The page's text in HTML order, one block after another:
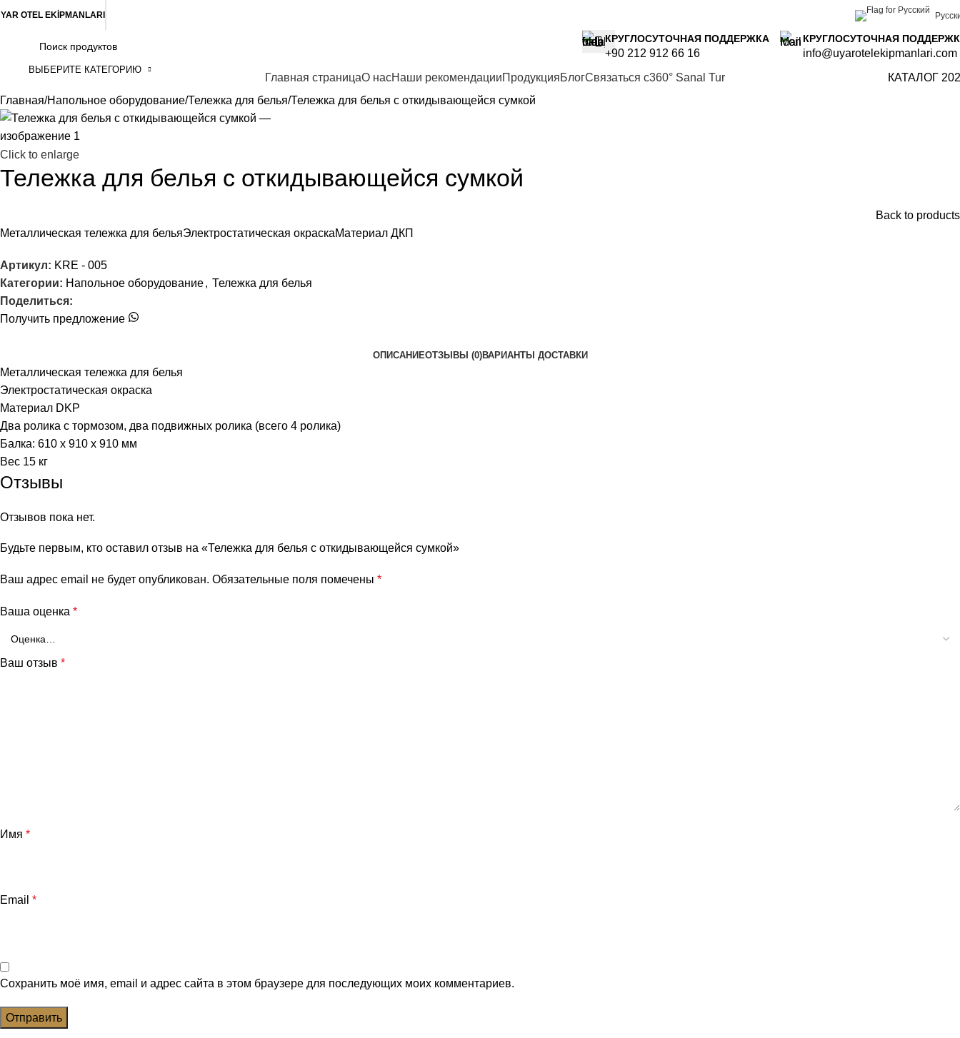
OTEL EKİPMANLARI
ВЫБЕРИТЕ КАТЕГОРИЮ
КРУГЛОСУТОЧНАЯ ПОДДЕРЖКА
+90 212 912 66 16
КРУГЛОСУТОЧНАЯ
info@uyarotelekipmanlari.com
Главная страницаО насНаши рекомендацииПродукцияБлогСвязаться с360° Sanal Tur
КАТАЛОГ
Главная Напольное оборудование Тележка для белья Тележка для белья с откидывающейся сумкой
Click to enlarge
Тележка для белья с откидывающейся сумкой
Back to products
Металлическая тележка для бельяЭлектростатическая окраскаМатериал ДКП
Артикул: KRE - 005
Категории: Напольное оборудование, Тележка для белья
Поделиться:
Получить предложение
ОПИСАНИЕОТЗЫВЫ (0)ВАРИАНТЫ ДОСТАВКИ
Металлическая тележка для белья
Электростатическая окраска
Материал DKP
Два ролика с тормозом, два подвижных ролика (всего 4 ролика)
Балка: 610 x 910 x 910 мм
Вес 15 кг
Отзывы
Отзывов пока нет.
Будьте первым, кто оставил отзыв на «Тележка для белья с откидывающейся сумкой»
Ваш адрес email не будет опубликован. Обязательные поля помечены *
Ваша оценка *
Ваш отзыв *
Имя *
Email *
Сохранить моё имя, email и адрес сайта в этом браузере для последующих моих комментариев.